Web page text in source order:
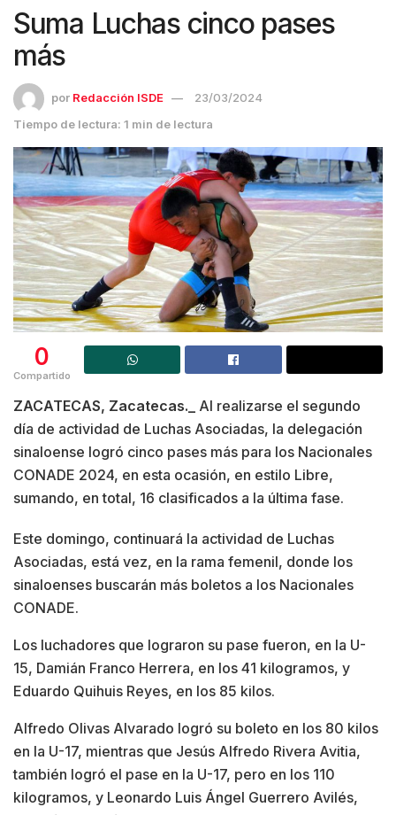
Suma Luchas cinco pases
más
por Redacción ISDE
23/03/2024
Tiempo de lectura: 1 min de lectura
0
Compartido
ZACATECAS, Zacatecas._
Al realizarse el segundo
día de actividad de Luchas Asociadas, la delegación
sinaloense logró cinco pases más para los Nacionales
CONADE 2024, en esta ocasión, en estilo Libre,
sumando, en total, 16 clasificados a la última fase.
Este domingo, continuará la actividad de Luchas
Asociadas, está vez, en la rama femenil, donde los
sinaloenses buscarán más boletos a los Nacionales
CONADE.
Los luchadores que lograron su pase fueron, en la U-
15, Damián Franco Herrera, en los 41 kilogramos, y
Eduardo Quihuis Reyes, en los 85 kilos.
Alfredo Olivas Alvarado logró su boleto en los 80 kilos
en la U-17, mientras que Jesús Alfredo Rivera Avitia,
también logró el pase en la U-17, pero en los 110
kilogramos, y Leonardo Luis Ángel Guerrero Avilés,